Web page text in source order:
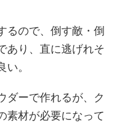
るので、倒す敵・倒
あり、直に逃げれそ
。
ダーで作れるが、ク
素材が必要になって